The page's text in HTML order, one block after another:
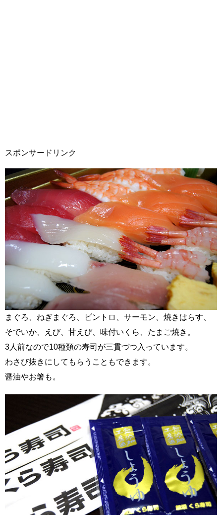
スポンサードリンク
まぐろ、ねぎまぐろ、ビントロ、サーモン、焼きはらす、
そでいか、えび、甘えび、味付いくら、たまご焼き。
3人前なので10種類の寿司が三貫づつ入っています。
わさび抜きにしてもらうこともできます。
醤油やお箸も。